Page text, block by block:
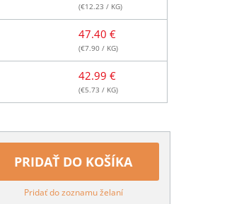
(€12.23 / KG)
47.40 €
(€7.90/ KG)
42.99 €
(€5.73 / KG)
PRIDAŤ DO KOŠÍKA
Pridať do zoznamu želaní